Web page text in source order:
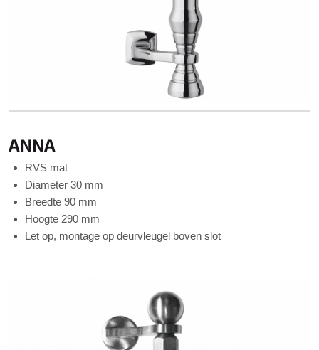
ANNA
RVS mat
Diameter 30 mm
Breedte 90 mm
Hoogte 290 mm
Let op, montage op deurvleugel boven slot